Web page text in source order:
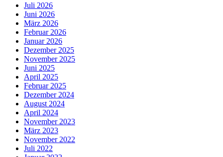
Juli 2026
Juni 2026
März 2026
Februar 2026
Januar 2026
Dezember 2025
November 2025
Juni 2025
April 2025
Februar 2025
Dezember 2024
August 2024
April 2024
November 2023
März 2023
November 2022
Juli 2022